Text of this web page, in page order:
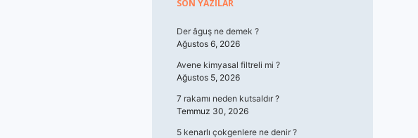
Sidebar
SON YAZILAR
Der âguş ne demek ?
Ağustos 6, 2026
Avene kimyasal filtreli mi ?
Ağustos 5, 2026
7 rakamı neden kutsaldır ?
Temmuz 30, 2026
5 kenarlı çokgenlere ne denir ?